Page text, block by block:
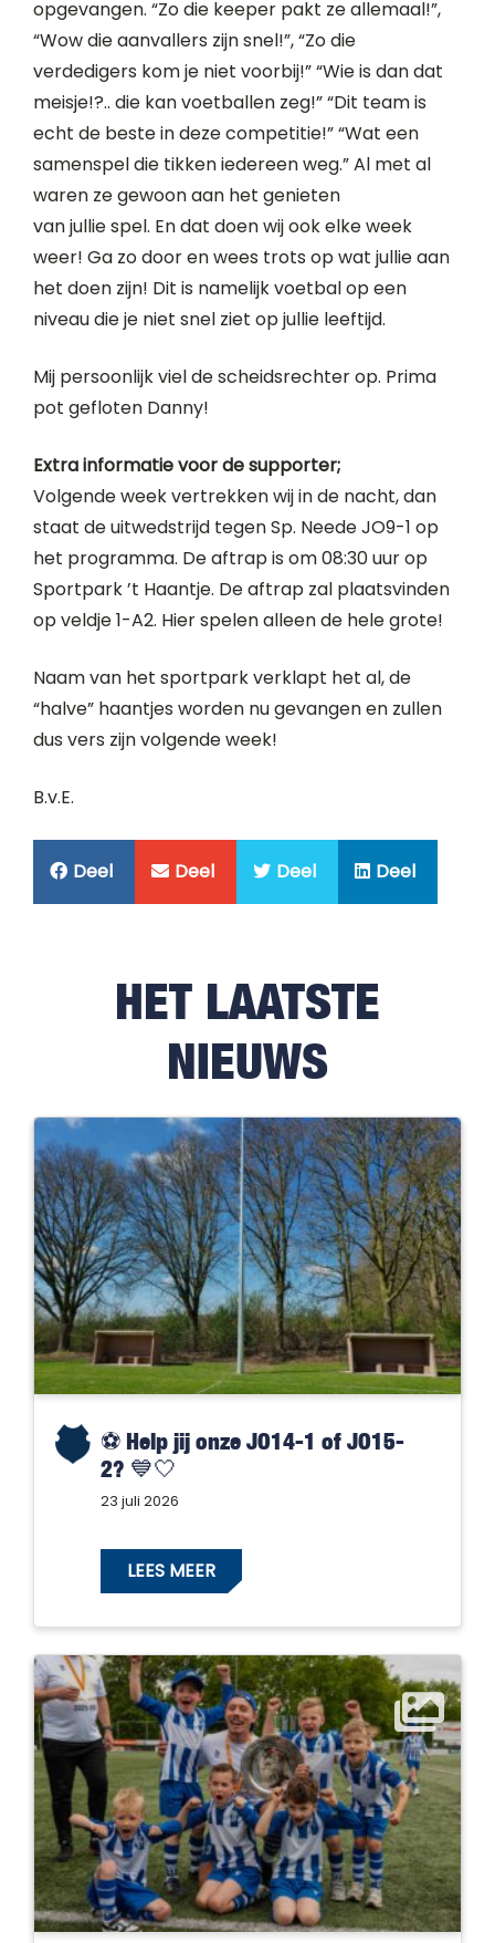
opgevangen. “Zo die keeper pakt ze allemaal!”,
“Wow die aanvallers zijn snel!”, “Zo die
verdedigers kom je niet voorbij!” “Wie is dan dat
meisje!?.. die kan voetballen zeg!” “Dit team is
echt de beste in deze competitie!” “Wat een
samenspel die tikken iedereen weg.” Al met al
waren ze gewoon aan het genieten
van jullie spel. En dat doen wij ook elke week
weer! Ga zo door en wees trots op wat jullie aan
het doen zijn! Dit is namelijk voetbal op een
niveau die je niet snel ziet op jullie leeftijd.
Mij persoonlijk viel de scheidsrechter op. Prima
pot gefloten Danny!
Extra informatie voor de supporter;
Volgende week vertrekken wij in de nacht, dan
staat de uitwedstrijd tegen Sp. Neede JO9-1 op
het programma. De aftrap is om 08:30 uur op
Sportpark ’t Haantje. De aftrap zal plaatsvinden
op veldje 1-A2. Hier spelen alleen de hele grote!
Naam van het sportpark verklapt het al, de
“halve” haantjes worden nu gevangen en zullen
dus vers zijn volgende week!
B.v.E.
Deel Deel Deel Deel
HET LAATSTE
NIEUWS
⚽️ Help jij onze JO14-1 of JO15-
2? 💙🤍
23 juli 2026
LEES MEER